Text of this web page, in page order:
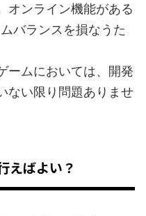
オンライン機能がある
バランスを損なうた
ームにおいては、開発
ない限り問題ありませ
えばよい？